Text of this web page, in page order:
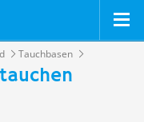
Tauchbasen